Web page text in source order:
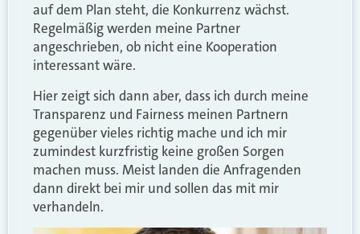
auf dem Plan steht, die Konkurrenz wächst.
Regelmäßig werden meine Partner
angeschrieben, ob nicht eine Kooperation
interessant wäre.
Hier zeigt sich dann aber, dass ich durch meine
Transparenz und Fairness meinen Partnern
gegenüber vieles richtig mache und ich mir
zumindest kurzfristig keine großen Sorgen
machen muss. Meist landen die Anfragenden
dann direkt bei mir und sollen das mit mir
verhandeln.